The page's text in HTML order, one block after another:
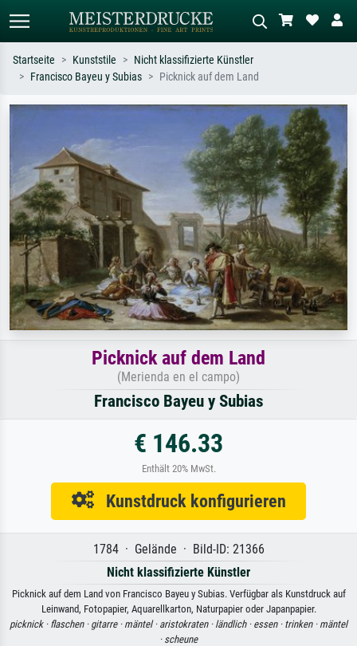
oder Stilen – z.B. Monet,
Sternennacht, Impressionismus, Welle
Hokusai, Akt.
Beschreiben Sie die Szene – z.B. Grüne
Wiese, Abstrakt mit viel Rot, Dunkles
Ölgemälde, Stehender Akt neben einem
Baum.
Startseite Kunststile
Nicht klassifizierte Künstler
Francisco Bayeu y Subias
Picknick auf dem Land
Picknick auf dem Land
(Merienda en el campo)
Francisco Bayeu y Subias
€ 146.33
Enthält 20% MwSt.
Kunstdruck konfigurieren
1784 · Gelände · Bild-ID: 21366
Nicht klassifizierte Künstler
Picknick auf dem Land von Francisco Bayeu y Subias. Verfügbar als Kunstdruck auf
Leinwand, Fotopapier, Aquarellkarton, Naturpapier oder Japanpapier.
picknick · flaschen · gitarre · mäntel · aristokraten · ländlich · essen · trinken · mäntel
· scheune